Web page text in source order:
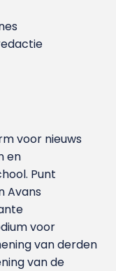
voor nieuws
en
Punt
Avans
voor
van derden
van de